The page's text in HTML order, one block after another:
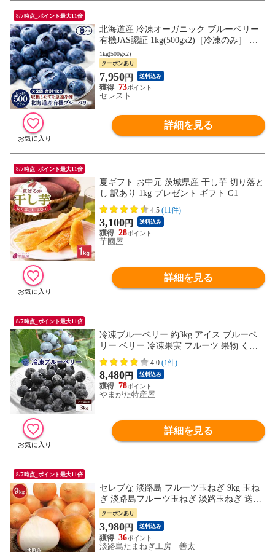
8/7時点_ポイント最大11倍
北海道産 冷凍オーガニック ブルーベリー
有機JAS認証 1kg(500gx2)［冷凍のみ］ 有
機JAS 国産 有機 ブルーベリー【7営業日以
内に出荷】
1kg(500gx2)
クーポンあり
7,950円 送料込み
73
セレスト
詳細を見る
8/7時点_ポイント最大11倍
夏ギフト お中元 茨城県産 干し芋 切り落と
し 訳あり 1kg プレゼント ギフト G1
4.5 (11件)
3,100円 送料込み
28
芋國屋
詳細を見る
8/7時点_ポイント最大11倍
冷凍ブルーベリー 約3kg アイス ブルーベ
リー ベリー 冷凍果実 フルーツ 果物 くだ
もの 送料無料
4.0 (1件)
8,480円 送料込み
78
やまがた特産屋
詳細を見る
8/7時点_ポイント最大11倍
セレブな 淡路島 フルーツ玉ねぎ 9kg 玉ね
ぎ 淡路島フルーツ玉ねぎ 淡路玉ねぎ 送料
無料 淡路島玉ねぎ たまねぎ 玉葱 人気 ラ
ンキング 大容量 まとめ買い
クーポンあり
3,980円 送料込み
36
淡路島たまねぎ工房 善太